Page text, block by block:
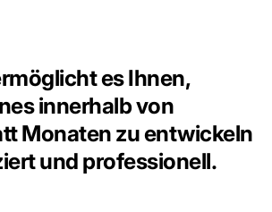
es Ihnen,
innerhalb von
Monaten zu entwickeln
und professionell.